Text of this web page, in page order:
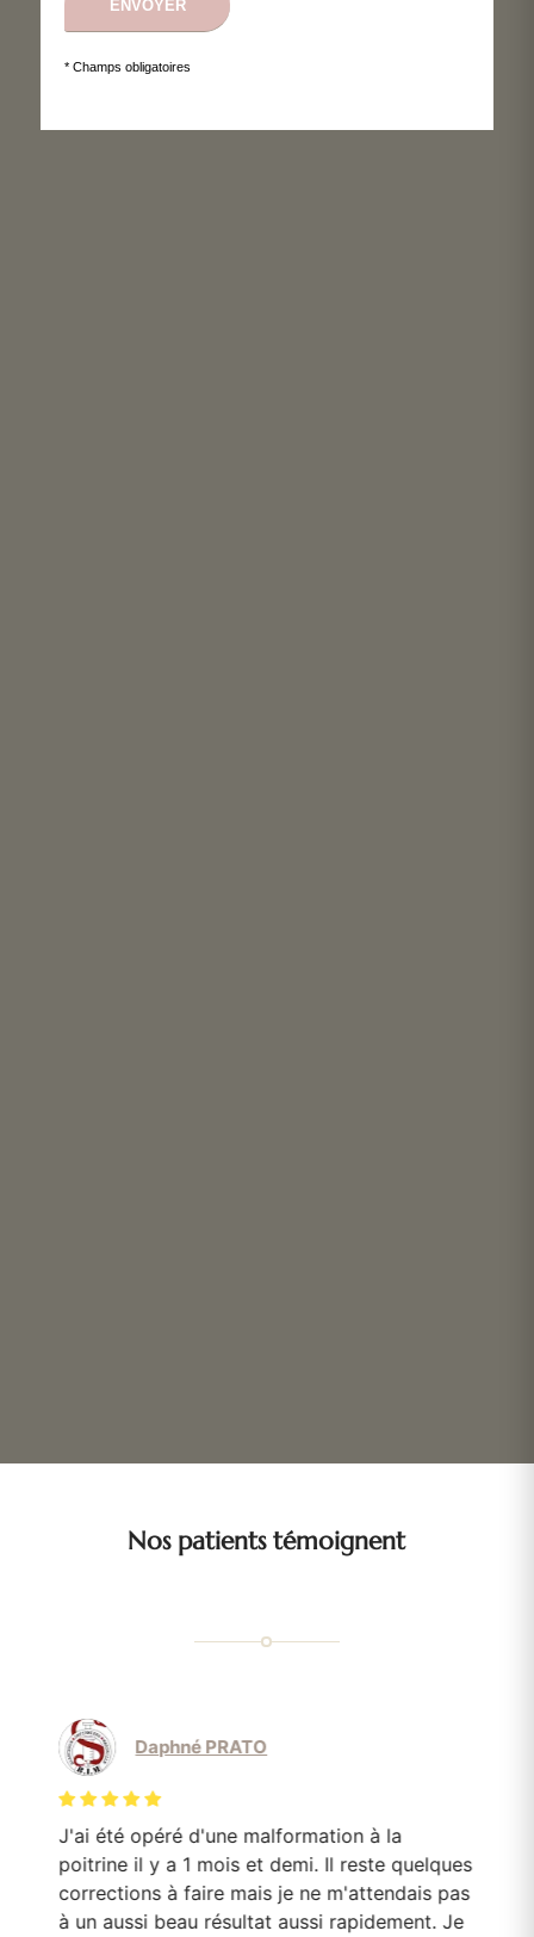
* Champs obligatoires
Nos patients témoignent
Daphné PRATO
J'ai été opéré d'une malformation à la
poitrine il y a 1 mois et demi. Il reste quelques
corrections à faire mais je ne m'attendais pas
à un aussi beau résultat aussi rapidement. Je